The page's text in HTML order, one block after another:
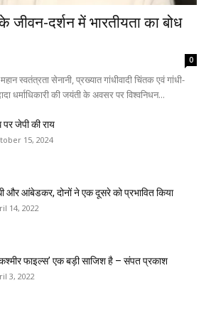
के जीवन-दर्शन में भारतीयता का बोध
0
स्वतंत्रता सेनानी, प्रख्यात गांधीवादी चिंतक एवं गांधी-
धर्माधिकारी की जयंती के अवसर पर विश्वनिधन...
जेपी की राय
15, 2024
और आंबेडकर, दोनों ने एक दूसरे को प्रभावित किया
14, 2022
फाइल्स’ एक बड़ी साजिश है – संपत प्रकाश
3, 2022